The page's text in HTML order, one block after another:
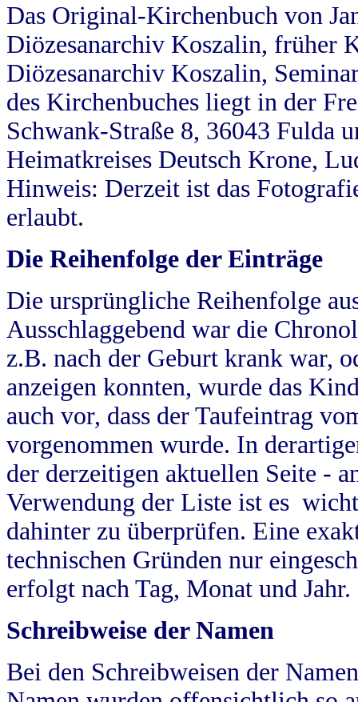
Das Original-Kirchenbuch von
Diözesanarchiv Koszalin, früher
Diözesanarchiv Koszalin,
des Kirchenbuches liegt in der
Schwank-Straße 8, 36043 Fulda
Heimatkreises Deutsch Krone,
Hinweis: Derzeit ist das
erlaubt.
Die Reihenfolge der Einträge
Die ursprüngliche Reihenfolge
Ausschlaggebend war die
z.B. nach der Geburt krank war,
anzeigen konnten, wurde das
auch vor, dass der Taufeintrag
vorgenommen wurde. In
der derzeitigen aktuellen Seite -
Verwendung der Liste ist es
dahinter zu überprüfen. Eine
technischen Gründen nur
erfolgt nach Tag, Monat und Jahr.
Schreibweise der Namen
Bei den Schreibweisen der